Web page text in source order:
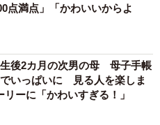
満点」「かわいいからよ
後2カ月の次男の母 母子手帳
いっぱいに 見る人を楽しま
ーに「かわいすぎる！」